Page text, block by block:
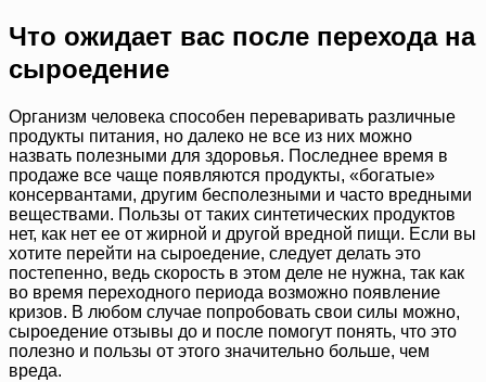
Что ожидает вас после перехода на
сыроедение
Организм человека способен переваривать различные
продукты питания, но далеко не все из них можно
назвать полезными для здоровья. Последнее время в
продаже все чаще появляются продукты, «богатые»
консервантами, другим бесполезными и часто вредными
веществами. Пользы от таких синтетических продуктов
нет, как нет ее от жирной и другой вредной пищи. Если вы
хотите перейти на сыроедение, следует делать это
постепенно, ведь скорость в этом деле не нужна, так как
во время переходного периода возможно появление
кризов. В любом случае попробовать свои силы можно,
сыроедение отзывы до и после помогут понять, что это
полезно и пользы от этого значительно больше, чем
вреда.